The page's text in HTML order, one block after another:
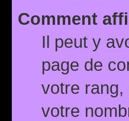
Comment
Il peut y
page de
votre
votre